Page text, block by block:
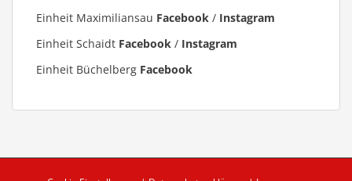
Einheit Maximiliansau Facebook / Instagram
Einheit Schaidt Facebook / Instagram
Einheit Büchelberg Facebook